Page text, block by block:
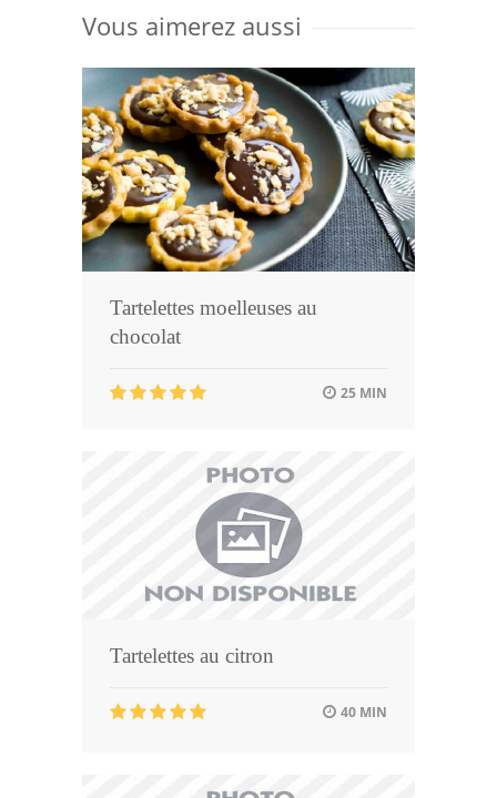
Vous aimerez aussi
Tartelettes moelleuses au
chocolat
25 MIN
Tartelettes au citron
40 MIN